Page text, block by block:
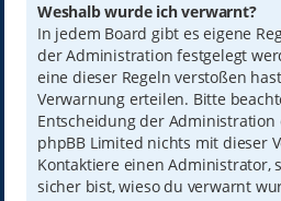
Weshalb wurde ich verwarnt?
In jedem Board gibt es eigene
der Administration festgelegt
eine dieser Regeln verstoßen
Verwarnung erteilen. Bitte
Entscheidung der Administration
phpBB Limited nichts mit dieser
Kontaktiere einen Administrator,
sicher bist, wieso du verwarnt